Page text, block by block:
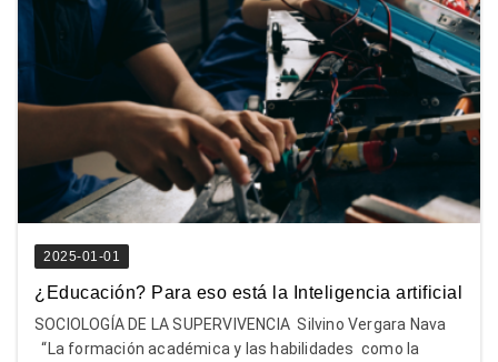
2025-01-01
¿Educación? Para eso está la Inteligencia artificial
SOCIOLOGÍA DE LA SUPERVIVENCIA Silvino Vergara Nava
“La formación académica y las habilidades como la